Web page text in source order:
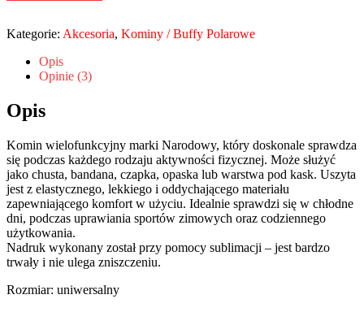
Kategorie: Akcesoria, Kominy / Buffy Polarowe
Opis
Opinie (3)
Opis
Komin wielofunkcyjny marki Narodowy, który doskonale sprawdza
się podczas każdego rodzaju aktywności fizycznej. Może służyć
jako chusta, bandana, czapka, opaska lub warstwa pod kask. Uszyta
jest z elastycznego, lekkiego i oddychającego materiału
zapewniającego komfort w użyciu. Idealnie sprawdzi się w chłodne
dni, podczas uprawiania sportów zimowych oraz codziennego
użytkowania.
Nadruk wykonany został przy pomocy sublimacji – jest bardzo
trwały i nie ulega zniszczeniu.
Rozmiar: uniwersalny